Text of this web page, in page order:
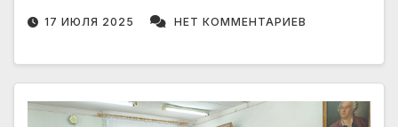
17 ИЮЛЯ 2025 НЕТ КОММЕНТАРИЕВ